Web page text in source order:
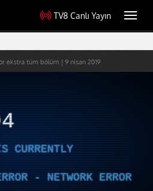
TV8 Canlı Yayın
ekstra tüm bölüm | 9 nisan 2019
CURRENTLY
- NETWORK ERROR